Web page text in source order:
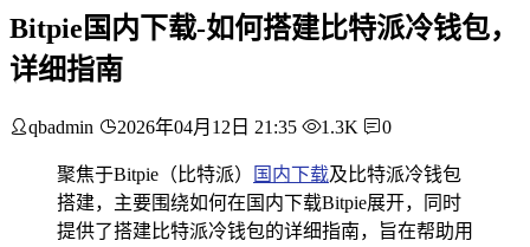
Bitpie国内下载-如何搭建比特派冷钱包，
详细指南
qbadmin 2026年04月12日 21:35 1.3K 0
聚焦于Bitpie（比特派） 国内下载及比特派冷钱包
搭建，主要围绕如何在国内下载Bitpie展开，同时
提供了搭建比特派冷钱包的详细指南，旨在帮助用